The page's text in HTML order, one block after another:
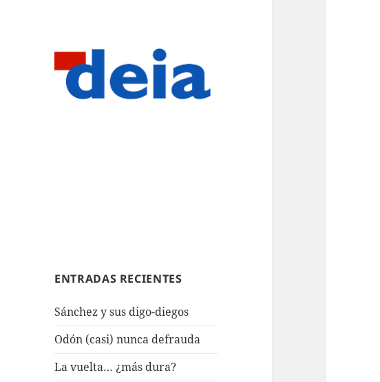
ENTRADAS RECIENTES
Sánchez y sus digo-diegos
Odón (casi) nunca defrauda
La vuelta… ¿más dura?